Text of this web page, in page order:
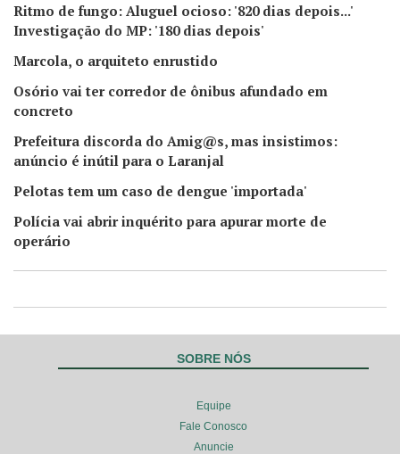
Ritmo de fungo: Aluguel ocioso: '820 dias depois...'
Investigação do MP: '180 dias depois'
Marcola, o arquiteto enrustido
Osório vai ter corredor de ônibus afundado em
concreto
Prefeitura discorda do Amig@s, mas insistimos:
anúncio é inútil para o Laranjal
Pelotas tem um caso de dengue 'importada'
Polícia vai abrir inquérito para apurar morte de
operário
SOBRE NÓS
Equipe
Fale Conosco
Anuncie